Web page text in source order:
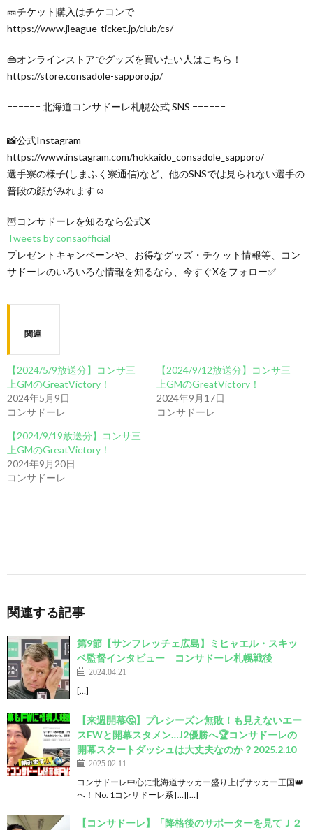
🎫チケット購入はチケコンで
https://www.jleague-ticket.jp/club/cs/
👜オンラインストアでグッズを買いたい人はこちら！
https://store.consadole-sapporo.jp/
====== 北海道コンサドーレ札幌公式 SNS ======
📸公式Instagram
https://www.instagram.com/hokkaido_consadole_sapporo/
選手寮の様子(しまふく寮通信)など、他のSNSでは見られない選手の
普段の顔がみれます☺
🦉コンサドーレを知るなら公式X
Tweets by consaofficial
プレゼントキャンペーンや、お得なグッズ・チケット情報等、コン
サドーレのいろいろな情報を知るなら、今すぐXをフォロー✅
関連
【2024/5/9放送分】コンサ三
上GMのGreatVictory！
2024年5月9日
コンサドーレ
【2024/9/12放送分】コンサ三
上GMのGreatVictory！
2024年9月17日
コンサドーレ
【2024/9/19放送分】コンサ三
上GMのGreatVictory！
2024年9月20日
コンサドーレ
関連する記事
第9節【サンフレッチェ広島】ミヒャエル・スキッ
ベ監督インタビュー コンサドーレ札幌戦後
2024.04.21
[…]
【来週開幕🤔】プレシーズン無敗！も見えないエー
スFWと開幕スタメン…J2優勝へ🏆コンサドーレの
開幕スタートダッシュは大丈夫なのか？2025.2.10
2025.02.11
コンサドーレ中心に北海道サッカー盛り上げサッカー王国👑
へ！ No. 1コンサドーレ系 […][…]
【コンサドーレ】「降格後のサポーターを見てＪ２